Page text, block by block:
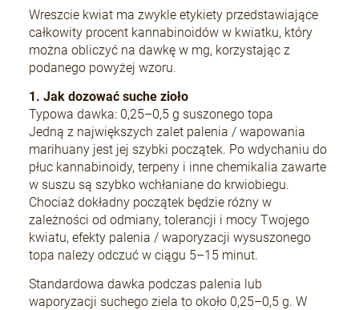
Wreszcie kwiat ma zwykle etykiety przedstawiające
całkowity procent kannabinoidów w kwiatku, który
można obliczyć na dawkę w mg, korzystając z
podanego powyżej wzoru.
1. Jak dozować suche zioło
Typowa dawka: 0,25–0,5 g suszonego topa
Jedną z największych zalet palenia / wapowania
marihuany jest jej szybki początek. Po wdychaniu do
płuc kannabinoidy, terpeny i inne chemikalia zawarte
w suszu są szybko wchłaniane do krwiobiegu.
Chociaż dokładny początek będzie różny w
zależności od odmiany, tolerancji i mocy Twojego
kwiatu, efekty palenia / waporyzacji wysuszonego
topa należy odczuć w ciągu 5–15 minut.
Standardowa dawka podczas palenia lub
waporyzacji suchego ziela to około 0,25–0,5 g. W